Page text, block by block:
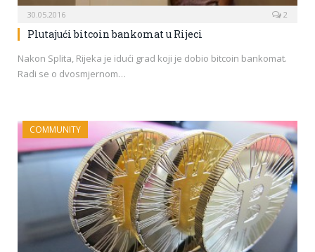
30.05.2016 2
Plutajući bitcoin bankomat u Rijeci
Nakon Splita, Rijeka je idući grad koji je dobio bitcoin bankomat.
Radi se o dvosmjernom…
COMMUNITY